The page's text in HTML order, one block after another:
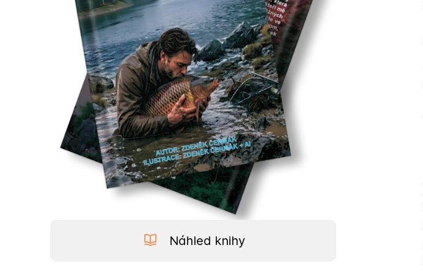
Náhled knihy